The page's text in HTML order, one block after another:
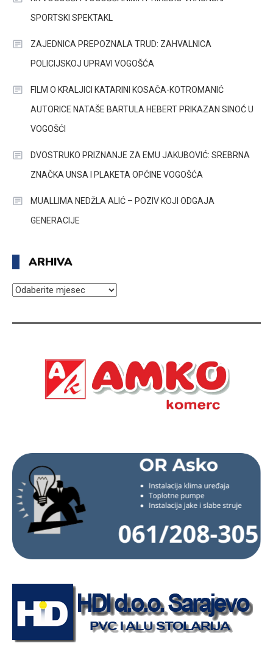
SPORTSKI SPEKTAKL
ZAJEDNICA PREPOZNALA TRUD: ZAHVALNICA
POLICIJSKOJ UPRAVI VOGOŠĆA
FILM O KRALJICI KATARINI KOSAČA-KOTROMANIĆ
AUTORICE NATAŠE BARTULA HEBERT PRIKAZAN SINOĆ U
VOGOŠĆI
DVOSTRUKO PRIZNANJE ZA EMU JAKUBOVIĆ: SREBRNA
ZNAČKA UNSA I PLAKETA OPĆINE VOGOŠĆA
MUALLIMA NEDŽLA ALIĆ – POZIV KOJI ODGAJA
GENERACIJE
ARHIVA
ARHIVA